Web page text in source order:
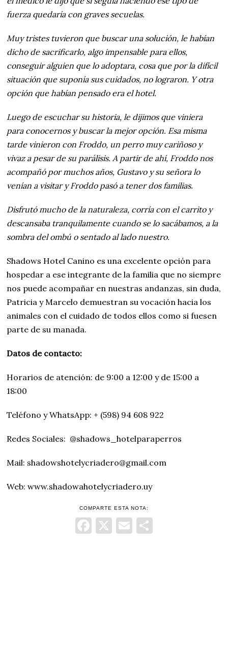
fuerza quedaría con graves secuelas.
Muy tristes tuvieron que buscar una solución, le habían
dicho de sacrificarlo, algo impensable para ellos,
conseguir alguien que lo adoptara, cosa que por la difícil
situación que suponía sus cuidados, no lograron. Y otra
opción que habían pensado era el hotel.
Luego de escuchar su historia, le dijimos que viniera
para conocernos y buscar la mejor opción. Esa misma
tarde vinieron con Froddo, un perro muy cariñoso y
vivaz a pesar de su parálisis. A partir de ahí, Froddo nos
acompañó por muchos años, Gustavo y su señora lo
venían a visitar y Froddo pasó a tener dos familias.
Disfrutó mucho de la naturaleza, corría con el carrito y
descansaba tranquilamente cuando se lo sacábamos, a la
sombra del ombú o sentado al lado nuestro.
Shadows Hotel Canino es una excelente opción para
hospedar a ese integrante de la familia que no siempre
nos puede acompañar en nuestras andanzas, sin duda,
Patricia y Marcelo demuestran su vocación hacia los
animales con el cuidado de todos ellos como si fuesen
parte de su manada.
Datos de contacto:
Horarios de atención: de 9:00 a 12:00 y de 15:00 a
18:00
Teléfono y WhatsApp: + (598) 94 608 922
Redes Sociales: @shadows_hotelparaperros
Mail: shadowshotelycriadero@gmail.com
Web: www.shadowahotelycriadero.uy
COMPARTE ESTA NOTA:
Facebook
X Email